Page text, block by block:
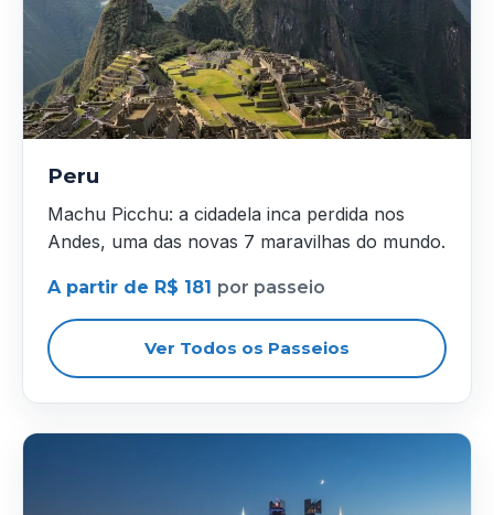
Peru
Machu Picchu: a cidadela inca perdida nos
Andes, uma das novas 7 maravilhas do mundo.
A partir de R$ 181 por passeio
Ver Todos os Passeios